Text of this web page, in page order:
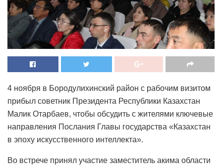
4 ноября в Бородулихинский район с рабочим визитом
прибыл советник Президента Республики Казахстан
Малик Отарбаев, чтобы обсудить с жителями ключевые
направления Послания Главы государства «Казахстан
в эпоху искусственного интеллекта».
Во встрече принял участие заместитель акима области